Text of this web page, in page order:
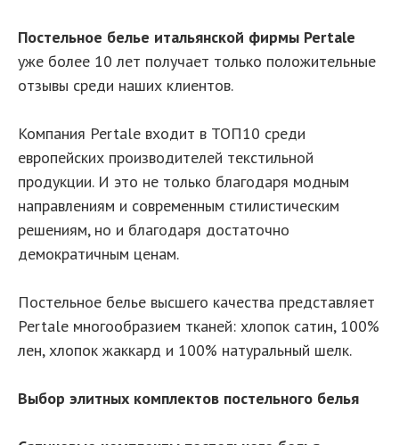
Постельное белье итальянской фирмы Pertale
уже более 10 лет получает только положительные
отзывы среди наших клиентов.
Компания Pertale входит в ТОП10 среди
европейских производителей текстильной
продукции. И это не только благодаря модным
направлениям и современным стилистическим
решениям, но и благодаря достаточно
демократичным ценам.
Постельное белье высшего качества представляет
Pertale многообразием тканей: хлопок сатин, 100%
лен, хлопок жаккард и 100% натуральный шелк.
Выбор элитных комплектов постельного белья